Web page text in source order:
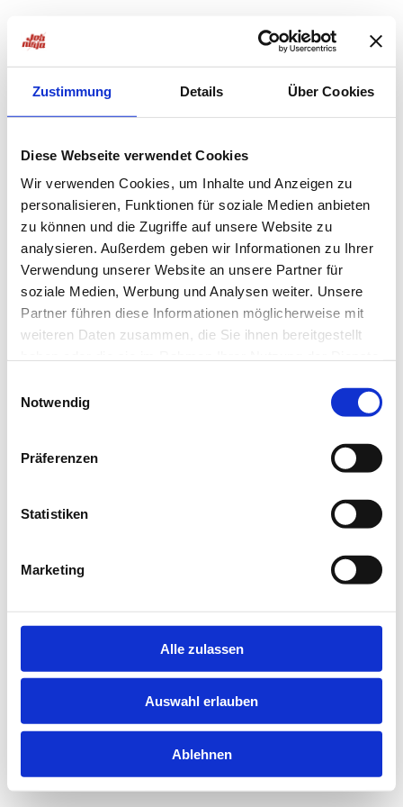
Zustimmung Details Über Cookies
Diese Webseite verwendet Cookies
Wir verwenden Cookies, um Inhalte und Anzeigen zu
personalisieren, Funktionen für soziale Medien anbieten
zu können und die Zugriffe auf unsere Website zu
analysieren. Außerdem geben wir Informationen zu Ihrer
Verwendung unserer Website an unsere Partner für
soziale Medien, Werbung und Analysen weiter. Unsere
Partner führen diese Informationen möglicherweise mit
weiteren Daten zusammen, die Sie ihnen bereitgestellt
Notwendig
Präferenzen
Statistiken
Marketing
Alle zulassen
Auswahl erlauben
Ablehnen
loadingjobninja.com
for more